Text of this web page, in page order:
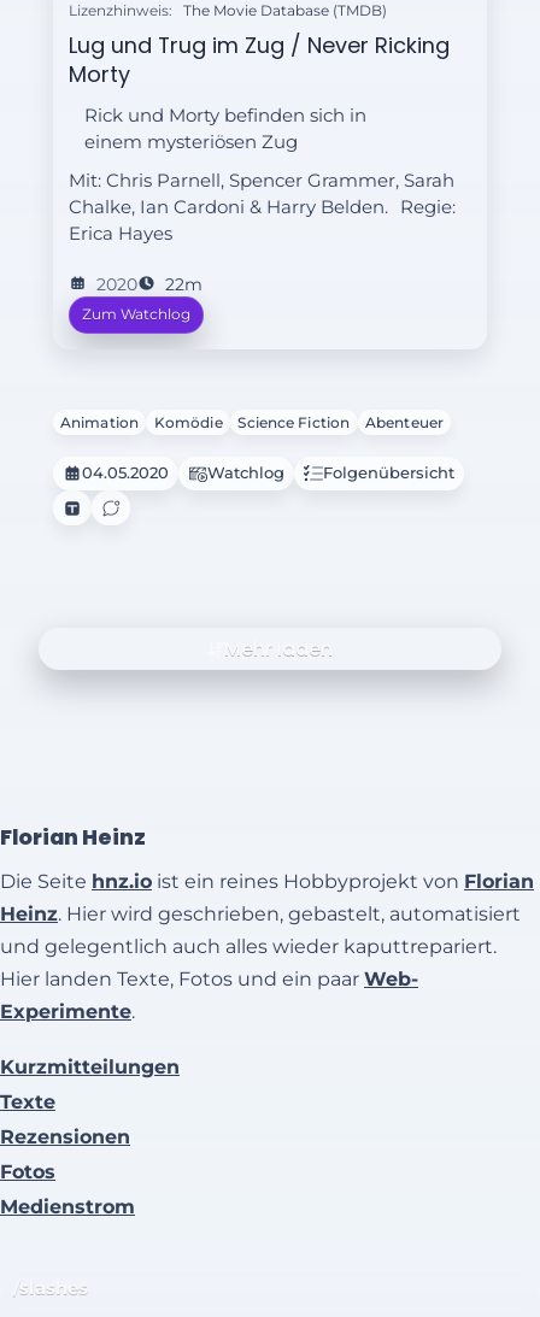
Lizenzhinweis: The Movie Database (TMDB)
Lug und Trug im Zug / Never Ricking
Morty
Rick und Morty befinden sich in
einem mysteriösen Zug
Mit: Chris Parnell, Spencer Grammer, Sarah
Chalke, Ian Cardoni & Harry Belden.
Regie:
Erica Hayes
2020 22m
Zum Watchlog
Animation Komödie Science Fiction Abenteuer
04.05.2020 Watchlog Folgenübersicht
Mehr laden
Florian Heinz
Die Seite hnz.io ist ein reines Hobbyprojekt von Florian
Heinz. Hier wird geschrieben, gebastelt, automatisiert
und gelegentlich auch alles wieder kaputtrepariert.
Hier landen Texte, Fotos und ein paar Web-
Experimente.
Kurzmitteilungen
Texte
Rezensionen
Fotos
Medienstrom
/slashes